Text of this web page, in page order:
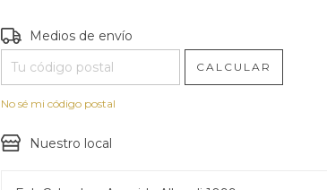
Entregas para el CP:
Medios de envío
CALCULAR
No sé mi código postal
Nuestro local